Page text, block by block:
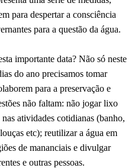
para despertar a consciência
para a questão da água.
importante data? Não só neste
do ano precisamos tomar
para a preservação e
não faltam: não jogar lixo
atividades cotidianas (banho,
etc); reutilizar a água em
de mananciais e divulgar
e outras pessoas.